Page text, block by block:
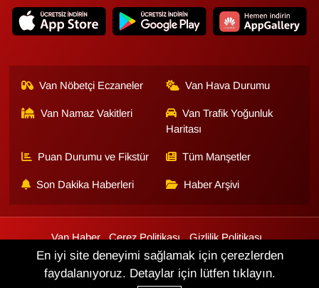
Van Nöbetçi Eczaneler Van Hava Durumu
Van Namaz Vakitleri
Van Trafik Yoğunluk
Haritası
Puan Durumu ve Fikstür Tüm Manşetler
Son Dakika Haberleri Haber Arşivi
Van Haber Çerez Politikası
Gizlilik Politikası
Üyelik Sözleşmesi
Veri Politikası Künye İletişim
En iyi site deneyimi sağlamak için çerezlerden
faydalanıyoruz. Detaylar için lütfen tıklayın.